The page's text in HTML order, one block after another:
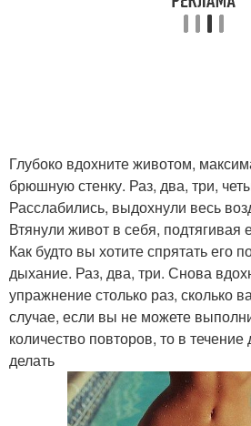
Глубоко вдохните животом,
брюшную стенку. Раз, два, три,
Расслабились, выдохнули весь
Втянули живот в себя, подтягивая
Как будто вы хотите спрятать его
дыхание. Раз, два, три. Снова
упражнение столько раз, сколько
случае, если вы не можете
количество повторов, то в
делать